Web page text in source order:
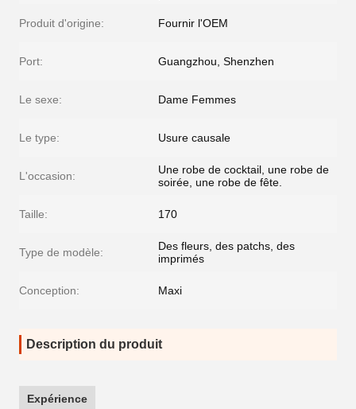
Produit d'origine: Fournir l'OEM
Port: Guangzhou, Shenzhen
Le sexe: Dame Femmes
Le type: Usure causale
L'occasion:
Une robe de cocktail, une robe de
soirée, une robe de fête.
Taille: 170
Type de modèle:
Des fleurs, des patchs, des
imprimés
Conception: Maxi
Description du produit
Expérience